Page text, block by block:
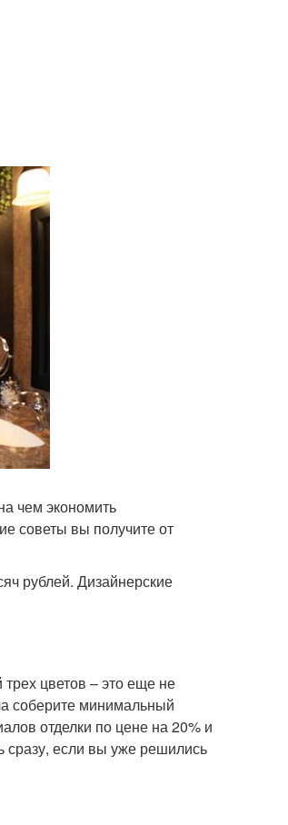
чем экономить
советы вы получите от
рублей. Дизайнерские
цветов – это еще не
соберите минимальный
отделки по цене на 20% и
сразу, если вы уже решились